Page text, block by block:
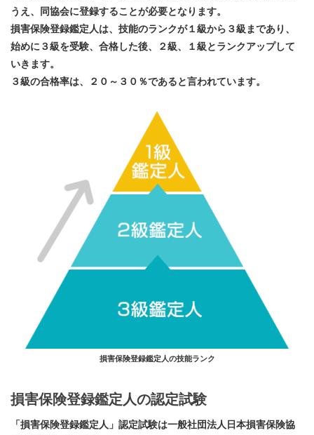
うえ、同協会に登録することが必要となります。​​
損害保険登録鑑定人は、技能のランクが１級から３級まであり、
始めに３級を受験、合格した後、２級、１級とランクアップして
いきます。​​
３級の合格率は、２０～３０％であると言われています。​
損害保険登録鑑定人の技能ランク
損害保険登録鑑定人の認定試験
「損害保険登録鑑定人」認定試験は一般社団法人日本損害保険協